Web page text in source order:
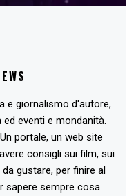
e giornalismo d'autore,
eventi e mondanità.
portale, un web site
consigli sui film, sui
gustare, per finire al
sapere sempre cosa